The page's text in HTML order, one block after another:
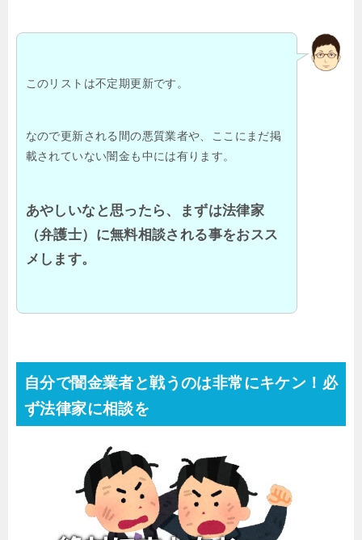
このリストは不定期更新です。
なので更新される間の悪質業者や、ここにまだ掲
載されていない闇金も中には有ります。
あやしいなと思ったら、まずは法律家
（弁護士）に無料相談される事をおスス
メします。
自分で闇金業者と戦うのは非常にキケン！必
ず法律家に相談を